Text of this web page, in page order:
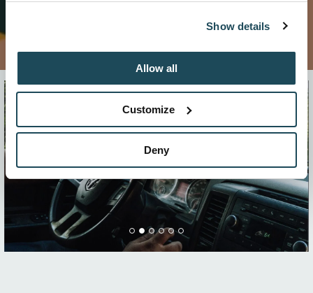
Show details
Allow all
Customize
Deny